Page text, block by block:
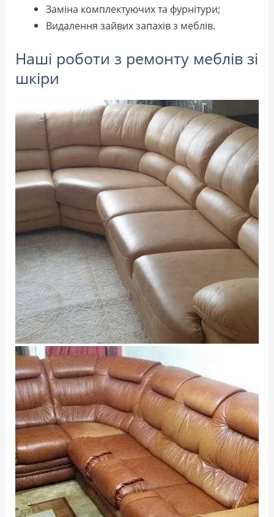
Заміна комплектуючих та фурнітури;
Видалення зайвих запахів з меблів.
Наші роботи з ремонту меблів зі
шкіри